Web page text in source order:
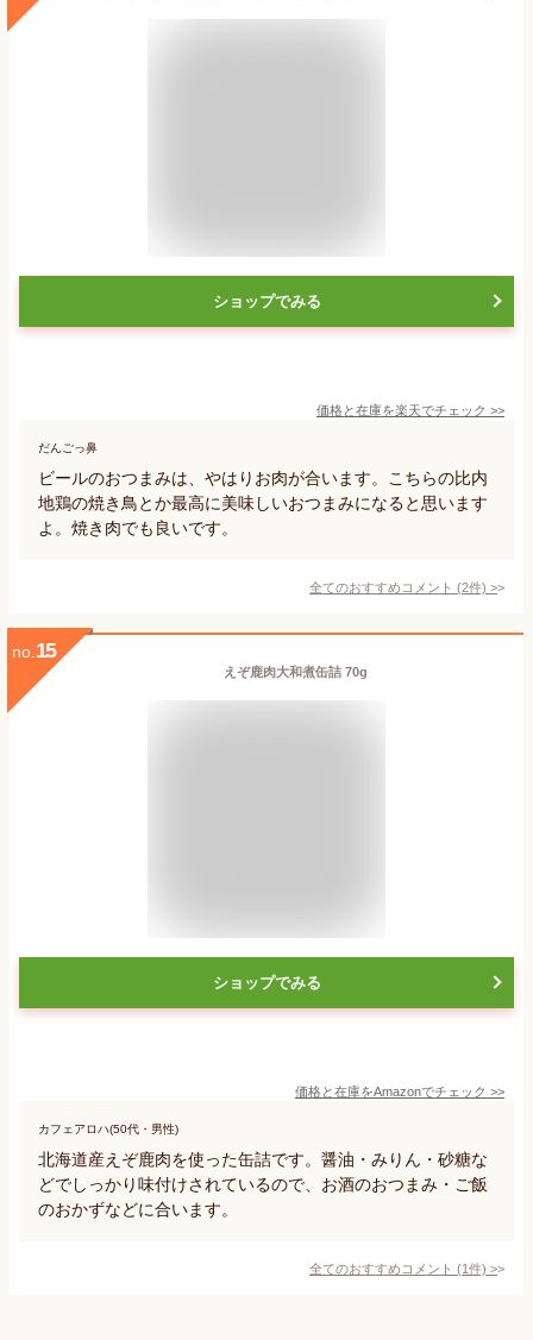
ショップでみる
価格と在庫を楽天でチェック >>
だんごっ鼻
ビールのおつまみは、やはりお肉が合います。こちらの比内
地鶏の焼き鳥とか最高に美味しいおつまみになると思います
よ。焼き肉でも良いです。
全てのおすすめコメント (2件) >
no. 15
えぞ鹿肉大和煮缶詰 70g
ショップでみる
価格と在庫をAmazonでチェック >>
カフェアロハ(50代・男性)
北海道産えぞ鹿肉を使った缶詰です。醤油・みりん・砂糖な
どでしっかり味付けされているので、お酒のおつまみ・ご飯
のおかずなどに合います。
全てのおすすめコメント (1件) >